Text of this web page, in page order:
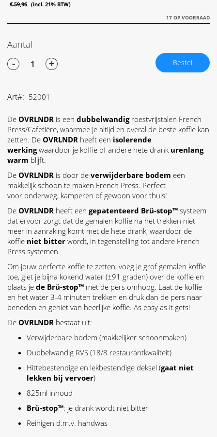
€ 59,96
17 OP VOORRAAD
Aantal
- + Bestel
Art 52001
De OVRLNDR is een dubbelwandigroestvrijstalen French
Press/Cafetière, waarmee je altijd en overal de beste koffie kan
zetten. De OVRLNDR heeft een isolerende
werkingwaardoor je koffie of andere hete drank urenlang
warm blijft.
De OVRLNDR is door de verwijderbare bodem een
makkelijk schoon te maken French Press. Perfect
voor onderweg, kamperen of gewoon voor thuis!
De OVRLNDR heeft een gepatenteerd Brü-stop™ systeem
dat ervoor zorgt dat de gemalen koffie na het trekken niet
meer in aanraking komt met de hete drank, waardoor de
koffie niet bitter wordt, in tegenstelling tot andere French
Press systemen.
Om jouw perfecte koffie te zetten, voeg je grof gemalen koffie
toe, giet je bijna kokend water (±91 graden) over de koffie en
plaats je de Brü-stop™ met de pers omhoog. Laat de koffie
en het water 3-4 minuten trekken en druk dan de pers naar
beneden en geniet van heerlijke koffie. As easy as it gets!
De OVRLNDR bestaat uit:
Verwijderbare bodem (makkelijker schoonmaken)
Dubbelwandig RVS (18/8 restaurantkwaliteit)
Hittebestendige en lekbestendige deksel (gaat niet
lekken bij vervoer)
825ml inhoud
Brü-stop™: je drank wordt niet bitter
Reinigen d.m.v. handwas
gallery